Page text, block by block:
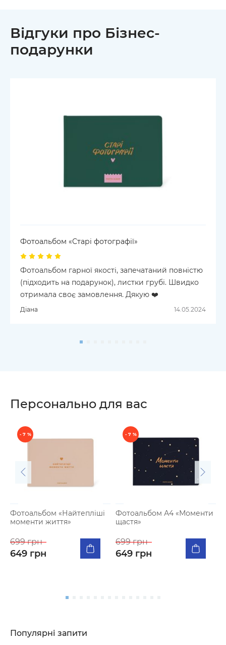
Відгуки про Бізнес-
подарунки
Фотоальбом «‎Старі фотографії»
Фотоальбом гарної якості, запечатаний повністю
(підходить на подарунок), листки грубі. Швидко
отримала своє замовлення. Дякую ❤️
Діана 14.05.2024
Персонально для вас
- 7 %
Фотоальбом «Найтепліші
моменти життя»
699 грн
649 грн
- 7 %
Фотоальбом А4 «Моменти
щастя»
699 грн
649 грн
Популярні запити